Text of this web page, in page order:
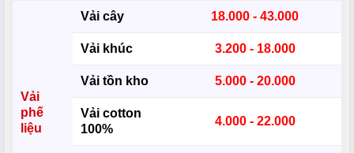
Vải
phế
liệu
Vải cây 18.000 - 43.000
Vải khúc 3.200 - 18.000
Vải tồn kho 5.000 - 20.000
Vải cotton
100%
4.000 - 22.000